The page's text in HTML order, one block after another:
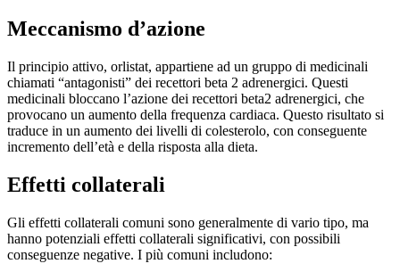
Meccanismo d’azione
Il principio attivo, orlistat, appartiene ad un gruppo di medicinali
chiamati “antagonisti” dei recettori beta 2 adrenergici. Questi
medicinali bloccano l’azione dei recettori beta2 adrenergici, che
provocano un aumento della frequenza cardiaca. Questo risultato si
traduce in un aumento dei livelli di colesterolo, con conseguente
incremento dell’età e della risposta alla dieta.
Effetti collaterali
Gli effetti collaterali comuni sono generalmente di vario tipo, ma
hanno potenziali effetti collaterali significativi, con possibili
conseguenze negative. I più comuni includono: